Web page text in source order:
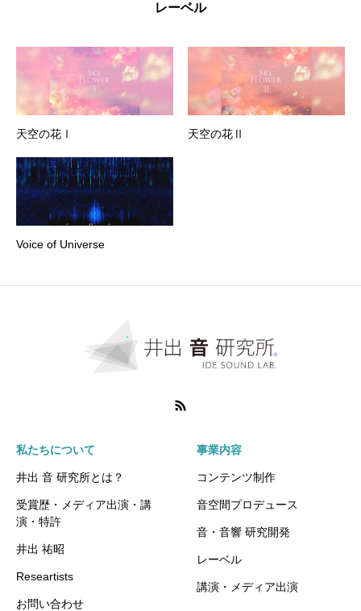
レーベル
天空の花Ⅰ 天空の花Ⅱ
Voice of Universe
私たちについて
井出 音 研究所とは？
受賞歴・メディア出演・講
演・特許
井出 祐昭
Researtists
お問い合わせ
事業内容
コンテンツ制作
音空間プロデュース
音・音響 研究開発
レーベル
講演・メディア出演